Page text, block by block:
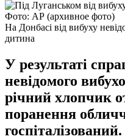
Фото: АР (архивное фото)
На Донбасі від вибуху
дитина
У результаті
невідомого
річний хлопчик
поранення
госпіталізований.